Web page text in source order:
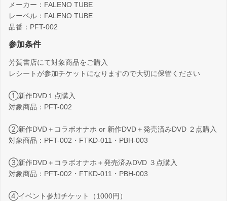
メーカー：FALENO TUBE
レーベル：FALENO TUBE
品番：PFT-002
参加条件
芳賀書店にて対象商品をご購入
レシートが参加チケットになりますので大切に保管ください
①新作DVD１点購入
対象商品：PFT-002
②新作DVD＋コラボオナホ or 新作DVD＋発売済みDVD ２点購入
対象商品：PFT-002・FTKD-011・PBH-003
➂新作DVD＋コラボオナホ＋発売済みDVD ３点購入
対象商品：PFT-002・FTKD-011・PBH-003
④イベント参加チケット（1000円）